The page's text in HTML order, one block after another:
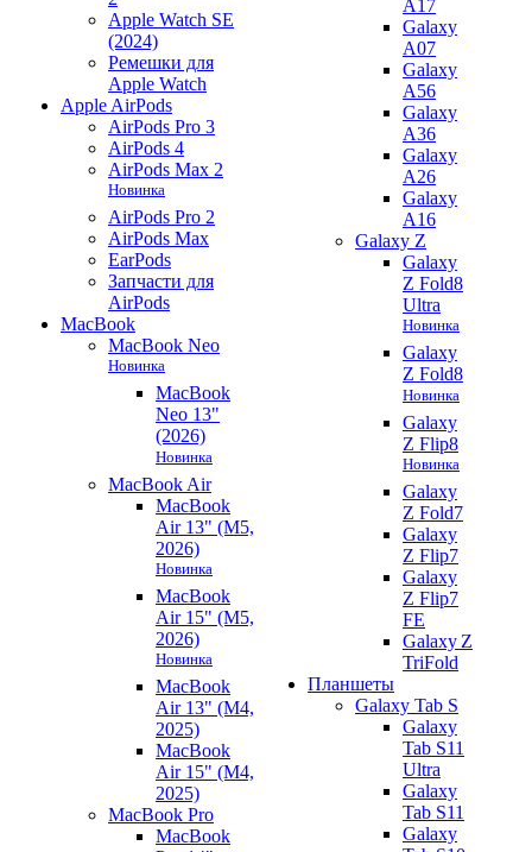
Apple Watch SE
(2024)
Ремешки для
Apple Watch
Apple AirPods
AirPods Pro 3
AirPods 4
AirPods Max 2
Новинка
AirPods Pro 2
AirPods Max
EarPods
Запчасти для
AirPods
MacBook
MacBook Neo
Новинка
MacBook
Neo 13"
(2026)
Новинка
MacBook Air
MacBook
Air 13" (M5,
2026)
Новинка
MacBook
Air 15" (M5,
2026)
Новинка
MacBook
Air 13" (M4,
2025)
MacBook
Air 15" (M4,
2025)
MacBook Pro
MacBook
A17
Galaxy
A07
Galaxy
A56
Galaxy
A36
Galaxy
A26
Galaxy
A16
Galaxy Z
Galaxy
Z Fold8
Ultra
Новинка
Galaxy
Z Fold8
Новинка
Galaxy
Z Flip8
Новинка
Galaxy
Z Fold7
Galaxy
Z Flip7
Galaxy
Z Flip7
FE
Galaxy Z
TriFold
Планшеты
Galaxy Tab S
Galaxy
Tab S11
Ultra
Galaxy
Tab S11
Galaxy